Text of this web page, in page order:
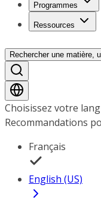
Programmes
Ressources
Rechercher une matière,
Choisissez votre
Recommandations
Français
English (US)